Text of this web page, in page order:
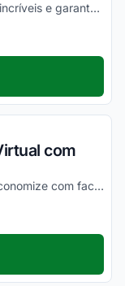
Aproveite com vantagens simplesmente incríveis e garanta seus descontos!
com
Garanta seus descontos hoje mesmo e economize com facilidade em todas as suas compras!